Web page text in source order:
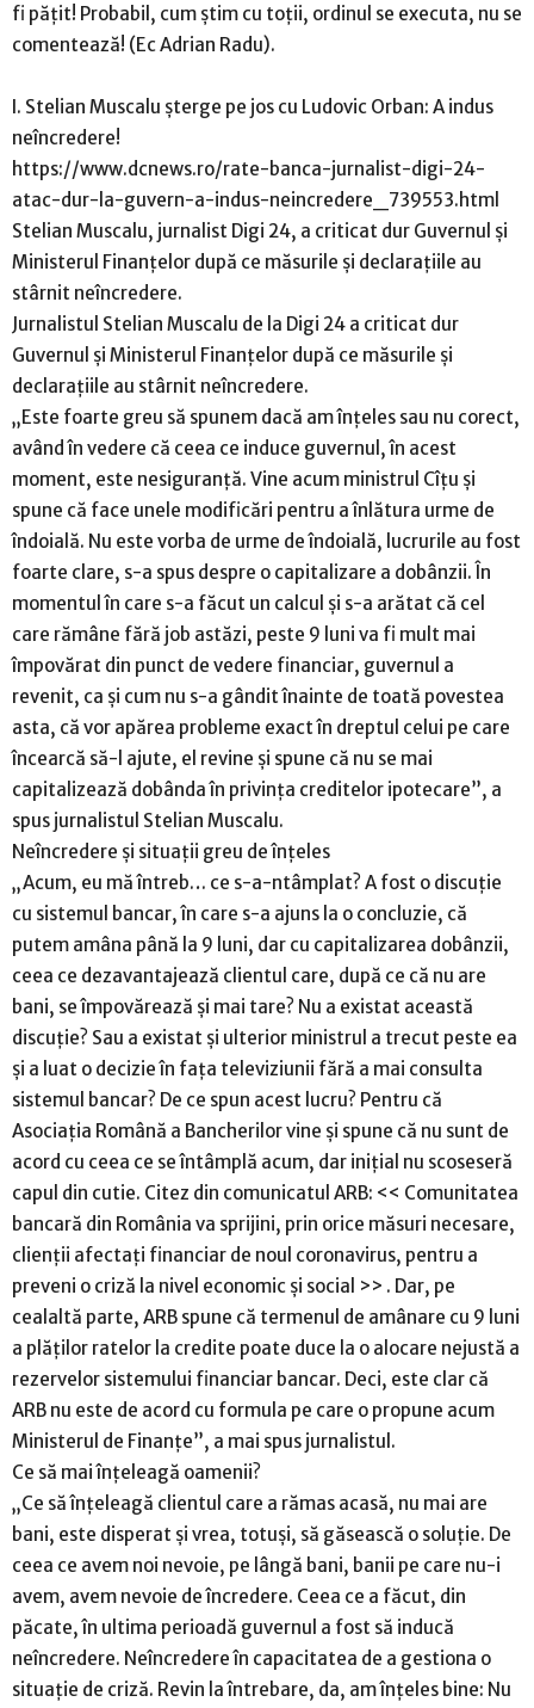
fi pățit! Probabil, cum știm cu toții, ordinul se executa, nu se
comentează! (Ec Adrian Radu).
I. Stelian Muscalu șterge pe jos cu Ludovic Orban: A indus
neîncredere!
https://www.dcnews.ro/rate-banca-jurnalist-digi-24-
atac-dur-la-guvern-a-indus-neincredere_739553.html
Stelian Muscalu, jurnalist Digi 24, a criticat dur Guvernul și
Ministerul Finanțelor după ce măsurile și declarațiile au
stârnit neîncredere.
Jurnalistul Stelian Muscalu de la Digi 24 a criticat dur
Guvernul și Ministerul Finanțelor după ce măsurile și
declarațiile au stârnit neîncredere.
„Este foarte greu să spunem dacă am înțeles sau nu corect,
având în vedere că ceea ce induce guvernul, în acest
moment, este nesiguranță. Vine acum ministrul Cîțu și
spune că face unele modificări pentru a înlătura urme de
îndoială. Nu este vorba de urme de îndoială, lucrurile au fost
foarte clare, s-a spus despre o capitalizare a dobânzii. În
momentul în care s-a făcut un calcul și s-a arătat că cel
care rămâne fără job astăzi, peste 9 luni va fi mult mai
împovărat din punct de vedere financiar, guvernul a
revenit, ca și cum nu s-a gândit înainte de toată povestea
asta, că vor apărea probleme exact în dreptul celui pe care
încearcă să-l ajute, el revine și spune că nu se mai
capitalizează dobânda în privința creditelor ipotecare”, a
spus jurnalistul Stelian Muscalu.
Neîncredere și situații greu de înțeles
„Acum, eu mă întreb… ce s-a-ntâmplat? A fost o discuție
cu sistemul bancar, în care s-a ajuns la o concluzie, că
putem amâna până la 9 luni, dar cu capitalizarea dobânzii,
ceea ce dezavantajează clientul care, după ce că nu are
bani, se împovărează și mai tare? Nu a existat această
discuție? Sau a existat și ulterior ministrul a trecut peste ea
și a luat o decizie în fața televiziunii fără a mai consulta
sistemul bancar? De ce spun acest lucru? Pentru că
Asociația Română a Bancherilor vine și spune că nu sunt de
acord cu ceea ce se întâmplă acum, dar inițial nu scoseseră
capul din cutie. Citez din comunicatul ARB: << Comunitatea
bancară din România va sprijini, prin orice măsuri necesare,
clienții afectați financiar de noul coronavirus, pentru a
preveni o criză la nivel economic și social >> . Dar, pe
cealaltă parte, ARB spune că termenul de amânare cu 9 luni
a plăților ratelor la credite poate duce la o alocare nejustă a
rezervelor sistemului financiar bancar. Deci, este clar că
ARB nu este de acord cu formula pe care o propune acum
Ministerul de Finanțe”, a mai spus jurnalistul.
Ce să mai înțeleagă oamenii?
„Ce să înțeleagă clientul care a rămas acasă, nu mai are
bani, este disperat și vrea, totuși, să găsească o soluție. De
ceea ce avem noi nevoie, pe lângă bani, banii pe care nu-i
avem, avem nevoie de încredere. Ceea ce a făcut, din
păcate, în ultima perioadă guvernul a fost să inducă
neîncredere. Neîncredere în capacitatea de a gestiona o
situație de criză. Revin la întrebare, da, am înțeles bine: Nu